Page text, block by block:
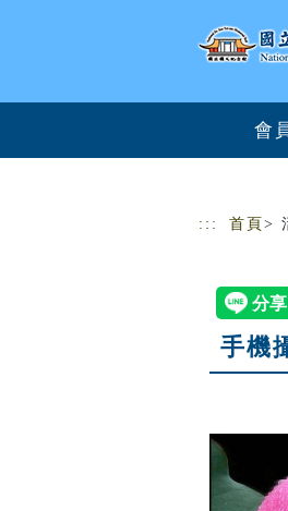
會
::: 首頁 >
手機